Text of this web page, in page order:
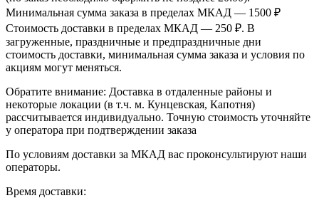
Минимальная сумма заказа в пределах МКАД — 1500 ₽
Стоимость доставки в пределах МКАД — 250 ₽. В
загруженные, праздничные и предпраздничные дни
стоимость доставки, минимальная сумма заказа и условия по
акциям могут меняться.
Обратите внимание: Доставка в отдаленные районы и
некоторые локации (в т.ч. м. Кунцевская, Капотня)
рассчитывается индивидуально. Точную стоимость уточняйте
у оператора при подтверждении заказа
По условиям доставки за МКАД вас проконсультируют наши
операторы.
Время доставки: